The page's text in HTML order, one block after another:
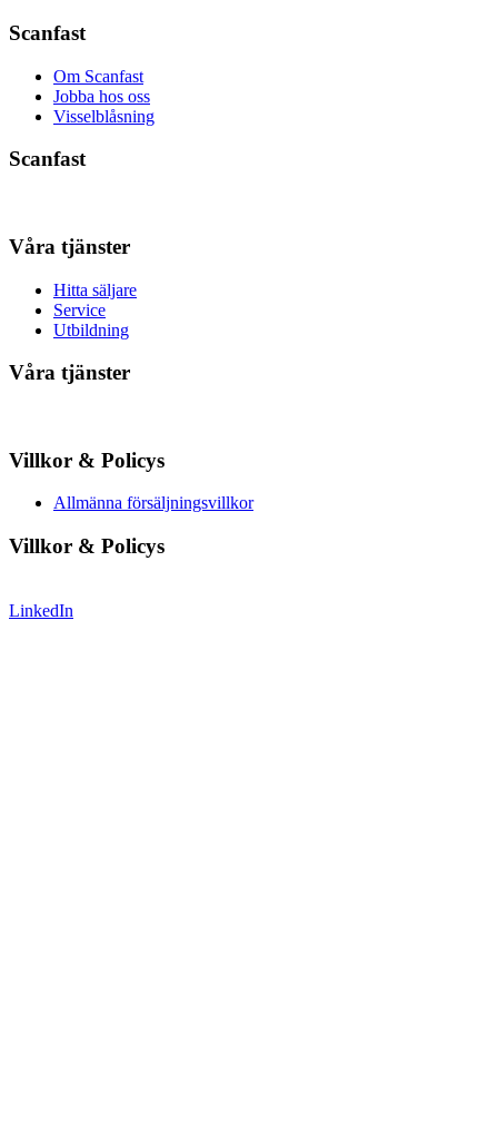
Scanfast
Om Scanfast
Jobba hos oss
Visselblåsning
Scanfast
Våra tjänster
Hitta säljare
Service
Utbildning
Våra tjänster
Villkor & Policys
Allmänna försäljningsvillkor
Villkor & Policys
LinkedIn